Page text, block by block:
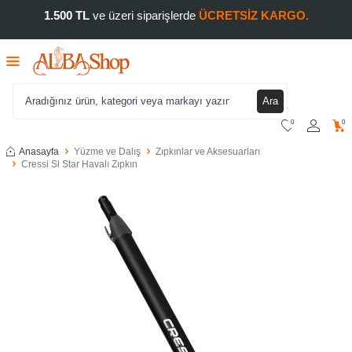
1.500 TLve üzeri siparişlerde ÜCRETSİZ KARGO.
Ara
0 0
Anasayfa Yüzme ve Dalış
Zıpkınlar ve Aksesuarları
Cressi Sl Star Havalı Zıpkın